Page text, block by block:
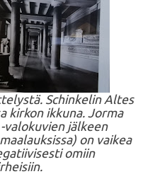
Schinkelin Altes
kirkon ikkuna. Jorma
valokuvien jälkeen
on vaikea
omiin